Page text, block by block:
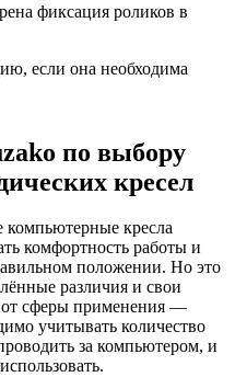
фиксация роликов в
если она необходима
по выбору
кресел
компьютерные кресла
комфортность работы и
положении. Но это
различия и свои
от сферы применения —
учитывать количество
за компьютером, и